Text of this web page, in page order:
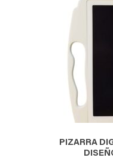
PIZARRA